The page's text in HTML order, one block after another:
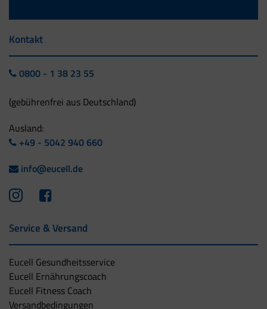
Kontakt
0800 - 1 38 23 55
(gebührenfrei aus Deutschland)
Ausland:
+49 - 5042 940 660
info@eucell.de
Service & Versand
Eucell Gesundheitsservice
Eucell Ernährungscoach
Eucell Fitness Coach
Versandbedingungen